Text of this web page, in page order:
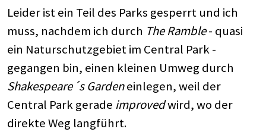
Leider ist ein Teil des Parks gesperrt und ich
muss, nachdem ich durch The Ramble- quasi
ein Naturschutzgebiet im Central Park -
gegangen bin, einen kleinen Umweg durch
Shakespeare´s Gardeneinlegen, weil der
Central Park gerade improvedwird, wo der
direkte Weg langführt.